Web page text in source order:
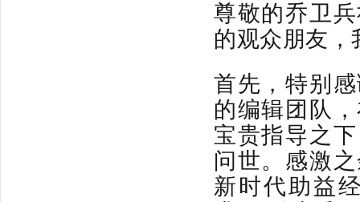
尊敬的乔卫
的观众朋友
首先，特别
的编辑团队
宝贵指导之
问世。感激
新时代助益